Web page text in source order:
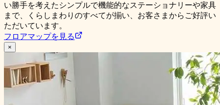
い勝手を考えたシンプルで機能的なステーショナリーや家具
まで、くらしまわりのすべてが揃い、お客さまからご好評い
ただいています。
フロアマップを見る
×